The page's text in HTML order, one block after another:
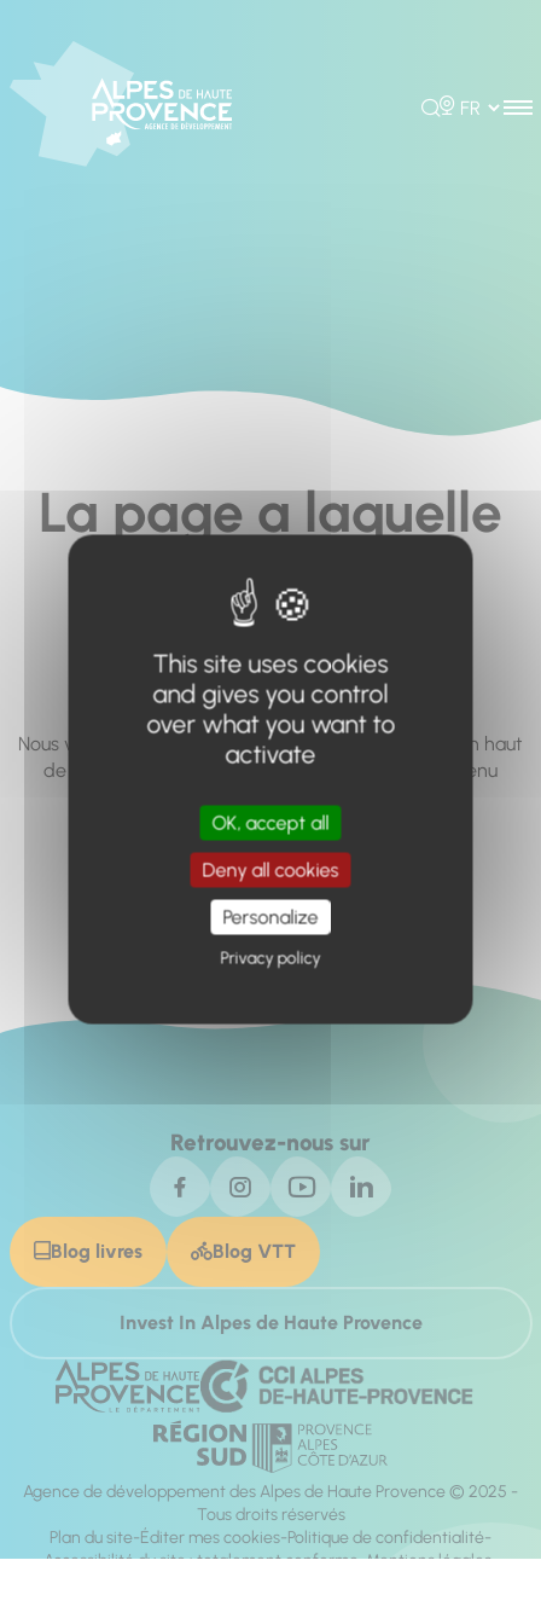
Rechercher
Choisir la
La page a laquelle
vous cherchez à
accéder n'existe
pas... ou plus.
Nous vous invitons à utiliser le moteur de recherche en haut
de page, ou à utiliser le menu pour trouver le contenu
Retour à l'accueil
Retrouvez-nous sur
Blog livres Blog VTT
Invest In Alpes de Haute Provence
Agence de développement des Alpes de Haute Provence © 2025 -
Tous droits réservés
Plan du site Éditer mes cookies Politique de confidentialité
Accessibilité du site : totalement conforme Mentions légales
This site uses cookies
and gives you control
over what you want to
activate
OK, accept all
Deny all cookies
Personalize
Privacy policy